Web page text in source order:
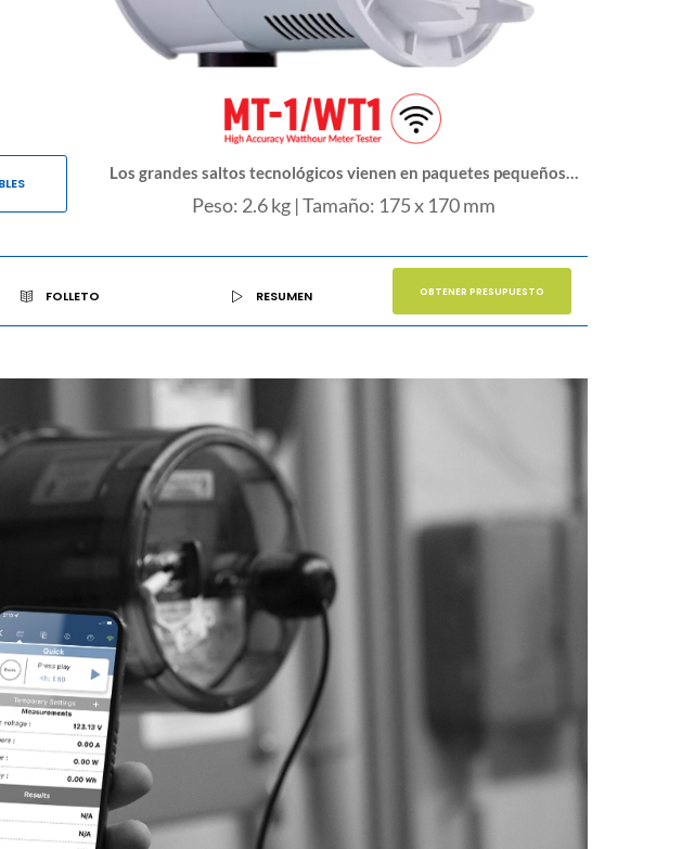
Los grandes saltos tecnológicos vienen en paquetes pequeños…
Peso: 2.6 kg | Tamaño: 175 x 170 mm
FOLLETO RESUMEN OBTENER PRESUPUESTO